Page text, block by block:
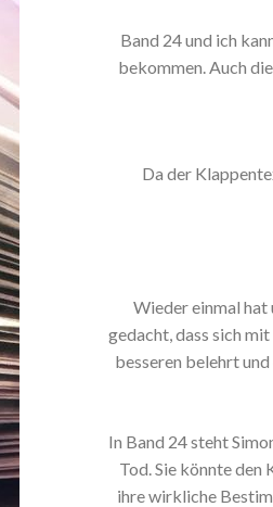
Band 24 und ich
bekommen. Auch
Da der
Wieder einmal hat
gedacht, dass sich
besseren belehrt
In Band 24 steht
Tod. Sie könnte den
ihre wirkliche